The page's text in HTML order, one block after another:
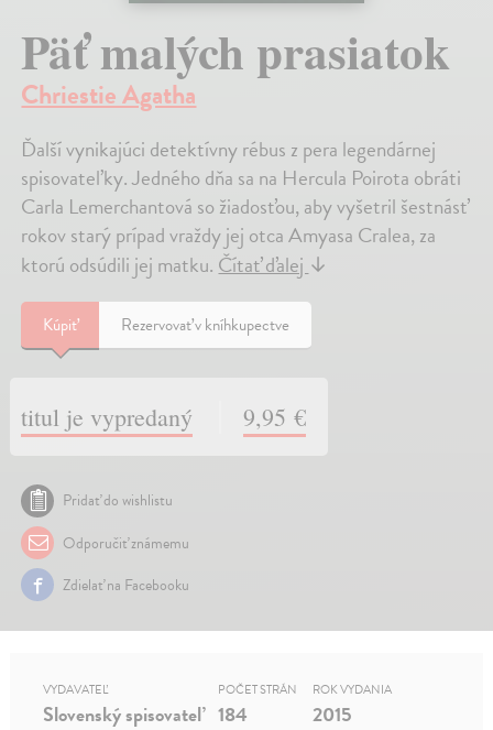
Päť malých prasiatok
Chriestie Agatha
Ďalší vynikajúci detektívny rébus z pera legendárnej
spisovateľky. Jedného dňa sa na Hercula Poirota obráti
Carla Lemerchantová so žiadosťou, aby vyšetril šestnásť
rokov starý prípad vraždy jej otca Amyasa Cralea, za
ktorú odsúdili jej matku.Čítať ďalej↓
Kúpiť Rezervovať v kníhkupectve
titul je vypredaný 9,95 €
Pridať do wishlistu
Odporučiť známemu
Zdielať na Facebooku
VYDAVATEĽ
Slovenský spisovateľ
POČET STRÁN
184
ROK VYDANIA
2015